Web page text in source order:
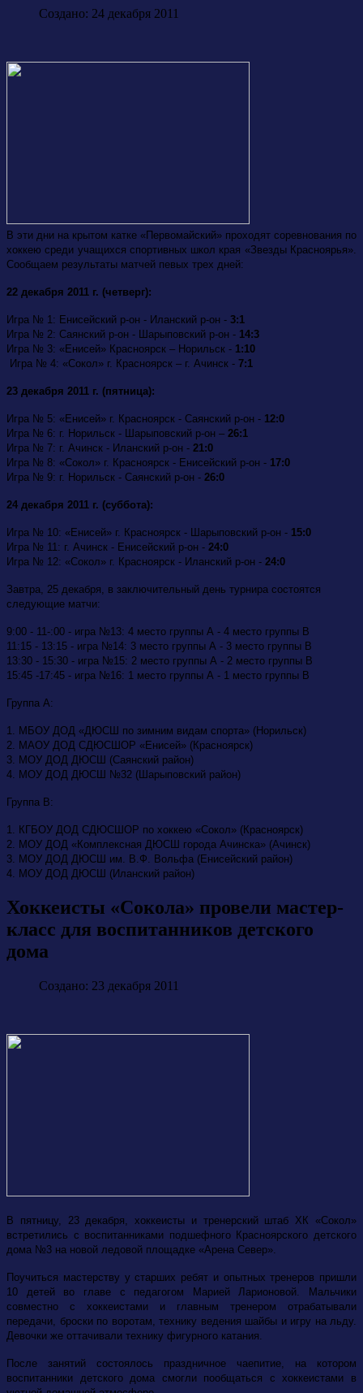
Создано: 24 декабря 2011
В эти дни на крытом катке «Первомайский» проходят соревнования по
хоккею среди учащихся спортивных школ края «Звезды Красноярья».
Сообщаем результаты матчей певых трех дней:
22 декабря 2011 г. (четверг):
Игра № 1: Енисейский р-он - Иланский р-он - 3:1
Игра № 2: Саянский р-он - Шарыповский р-он - 14:3
Игра № 3: «Енисей» Красноярск – Норильск - 1:10
Игра № 4: «Сокол» г. Красноярск – г. Ачинск - 7:1
23 декабря 2011 г. (пятница):
Игра № 5: «Енисей» г. Красноярск - Саянский р-он - 12:0
Игра № 6: г. Норильск - Шарыповский р-он – 26:1
Игра № 7: г. Ачинск - Иланский р-он - 21:0
Игра № 8: «Сокол» г. Красноярск - Енисейский р-он - 17:0
Игра № 9: г. Норильск - Саянский р-он - 26:0
24 декабря 2011 г. (суббота):
Игра № 10: «Енисей» г. Красноярск - Шарыповский р-он - 15:0
Игра № 11: г. Ачинск - Енисейский р-он - 24:0
Игра № 12: «Сокол» г. Красноярск - Иланский р-он - 24:0
Завтра, 25 декабря, в заключительный день турнира состоятся
следующие матчи:
9:00 - 11-:00 - игра №13: 4 место группы А - 4 место группы В
11:15 - 13:15 - игра №14: 3 место группы А - 3 место группы В
13:30 - 15:30 - игра №15: 2 место группы А - 2 место группы В
15:45 -17:45 - игра №16: 1 место группы А - 1 место группы В
Группа А:
1. МБОУ ДОД «ДЮСШ по зимним видам спорта» (Норильск)
2. МАОУ ДОД СДЮСШОР «Енисей» (Красноярск)
3. МОУ ДОД ДЮСШ (Саянский район)
4. МОУ ДОД ДЮСШ №32 (Шарыповский район)
Группа В:
1. КГБОУ ДОД СДЮСШОР по хоккею «Сокол» (Красноярск)
2. МОУ ДОД «Комплексная ДЮСШ города Ачинска» (Ачинск)
3. МОУ ДОД ДЮСШ им. В.Ф. Вольфа (Енисейский район)
4. МОУ ДОД ДЮСШ (Иланский район)
Хоккеисты «Сокола» провели мастер-
класс для воспитанников детского
дома
Создано: 23 декабря 2011
В пятницу, 23 декабря, хоккеисты и тренерский штаб ХК «Сокол»
встретились с воспитанниками подшефного Красноярского детского
дома №3 на новой ледовой площадке «Арена Север».
Поучиться мастерству у старших ребят и опытных тренеров пришли
10 детей во главе с педагогом Марией Ларионовой. Мальчики
совместно с хоккеистами и главным тренером отрабатывали
передачи, броски по воротам, технику ведения шайбы и игру на льду.
Девочки же оттачивали технику фигурного катания.
После занятий состоялось праздничное чаепитие, на котором
воспитанники детского дома смогли пообщаться с хоккеистами в